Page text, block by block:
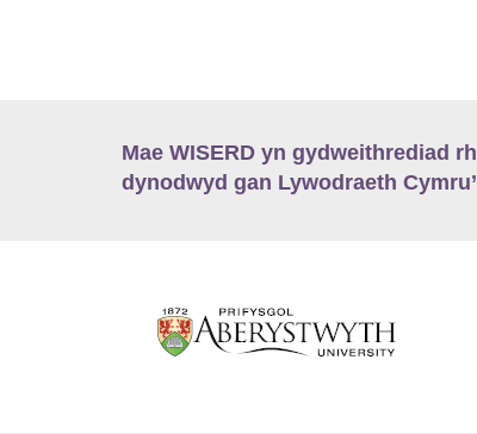
Mae WISERD yn gydweithrediad
dynodwyd gan Lywodraeth